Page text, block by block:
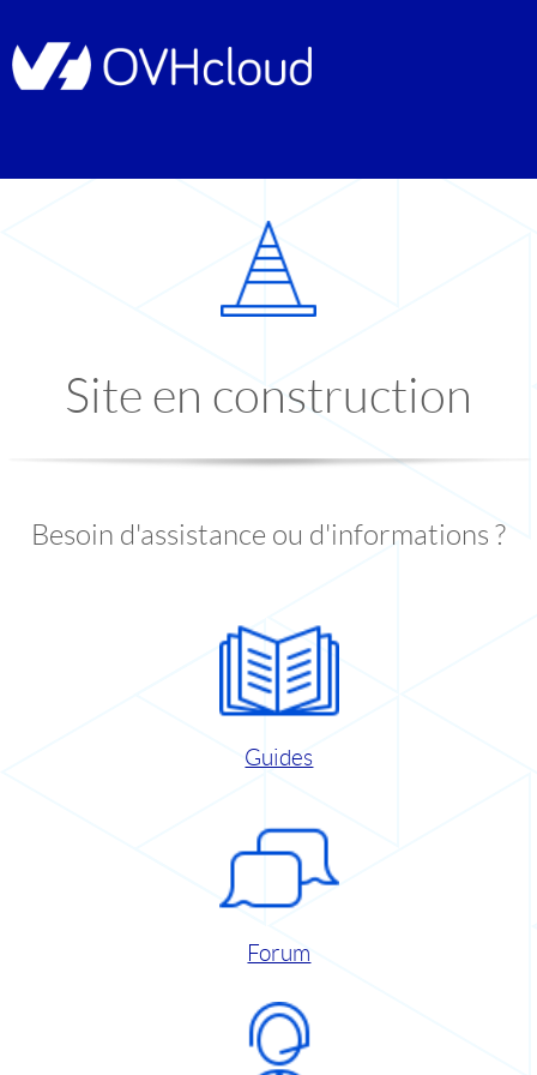
Site en construction
Besoin d'assistance ou d'informations ?
Guides
Forum